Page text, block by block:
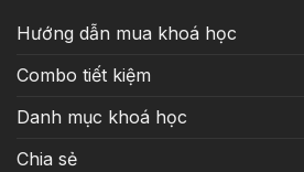
Hướng dẫn mua khoá học
Combo tiết kiệm
Danh mục khoá học
Chia sẻ